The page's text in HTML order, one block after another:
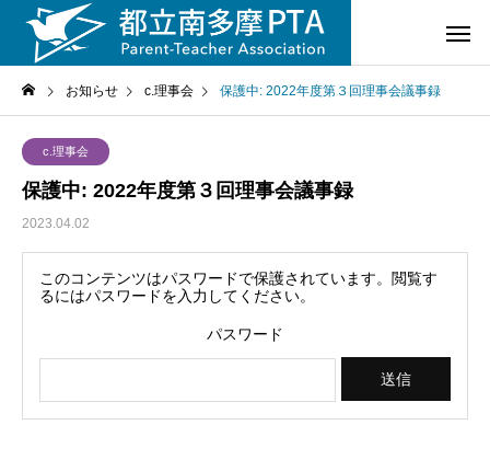
お知らせ c.理事会 保護中: 2022年度第３回理事会議事録
c.理事会
保護中: 2022年度第３回理事会議事録
2023.04.02
このコンテンツはパスワードで保護されています。閲覧す
るにはパスワードを入力してください。
パスワード